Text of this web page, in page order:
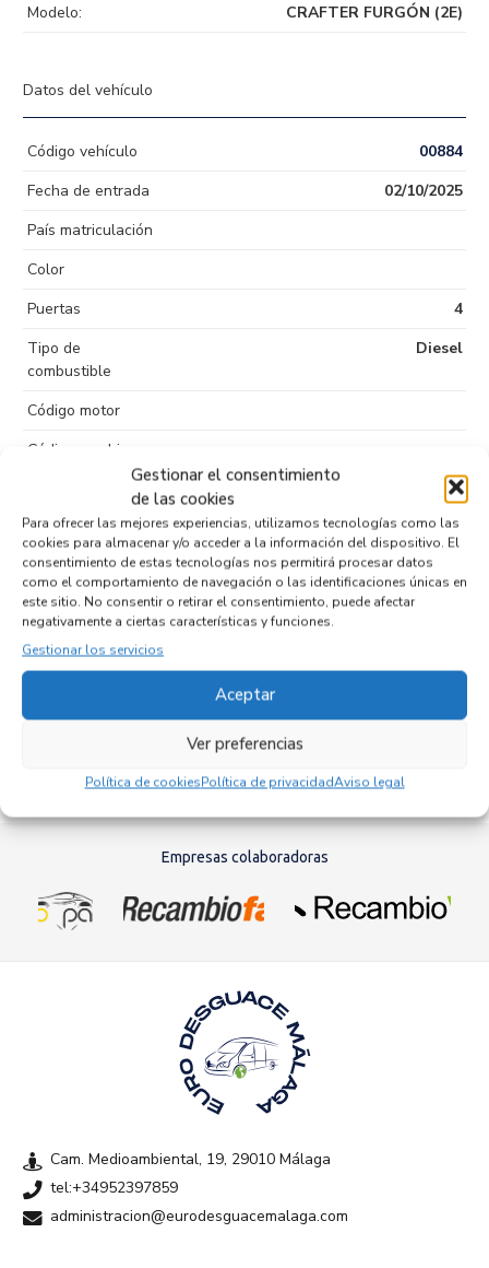
Gestionar el consentimiento
de las cookies
Para ofrecer las mejores experiencias, utilizamos tecnologías como las
cookies para almacenar y/o acceder a la información del dispositivo. El
consentimiento de estas tecnologías nos permitirá procesar datos
como el comportamiento de navegación o las identificaciones únicas en
este sitio. No consentir o retirar el consentimiento, puede afectar
negativamente a ciertas características y funciones.
Gestionar los servicios
Aceptar
Ver preferencias
Política de cookiesPolítica de privacidadAviso legal
Modelo:
CRAFTER FURGÓN (2E)
Datos del vehículo
Código vehículo
00884
Fecha de entrada
02/10/2025
País matriculación
Color
Puertas
4
Tipo de
combustible
Diesel
Código motor
Código cambio
Productos relacionados
COLECTOR ADMISION 076129713A
Recambios VOLKSWAGEN
076129713A
72,95€
Empresas colaboradoras
Cam. Medioambiental, 19, 29010 Málaga
tel:+34952397859
administracion@eurodesguacemalaga.com